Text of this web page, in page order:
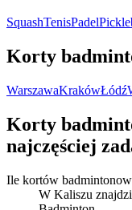
SquashTenisPadel
Korty
WarszawaKrakówŁódź
Korty
najczęściej
Ile kortów
W Kaliszu